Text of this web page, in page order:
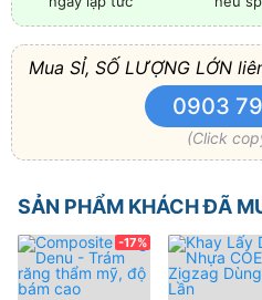
Mua SỈ, SỐ LƯỢNG LỚN
0903
(Click
SẢN PHẨM KHÁCH ĐÃ
-17%